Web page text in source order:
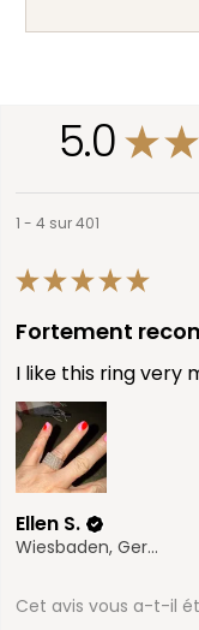
5.0 ★★
1 - 4 sur 401
★★★★★
Fortement
I like this ring very
Ellen S.
Wiesbaden, Germany
Cet avis vous a-t-il